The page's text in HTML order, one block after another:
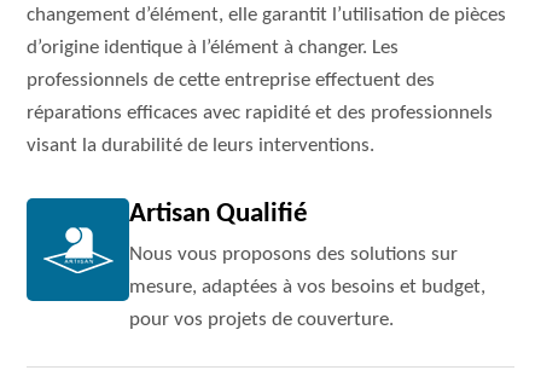
changement d’élément, elle garantit l’utilisation de pièces
d’origine identique à l’élément à changer. Les
professionnels de cette entreprise effectuent des
réparations efficaces avec rapidité et des professionnels
visant la durabilité de leurs interventions.
Artisan Qualifié
Nous vous proposons des solutions sur
mesure, adaptées à vos besoins et budget,
pour vos projets de couverture.